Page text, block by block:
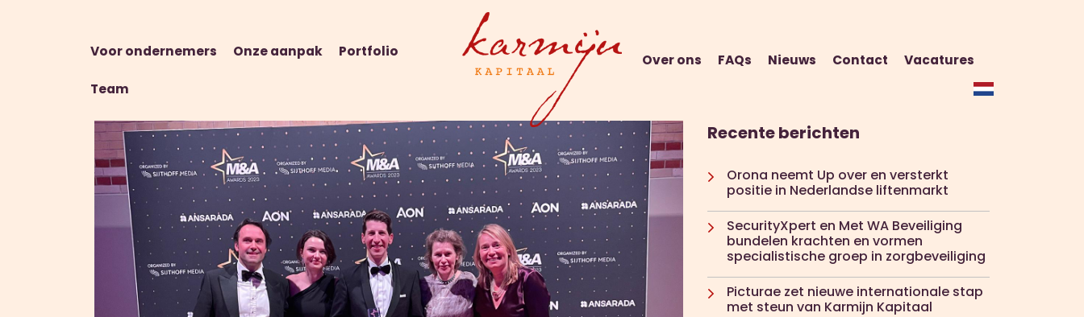
Voor ondernemers Onze aanpak Portfolio
Team
Over ons FAQs Nieuws Contact Vacatures
Recente berichten
Orona neemt Up over en versterkt
positie in Nederlandse liftenmarkt
SecurityXpert en Met WA Beveiliging
bundelen krachten en vormen
specialistische groep in zorgbeveiliging
Picturae zet nieuwe internationale stap
met steun van Karmijn Kapitaal